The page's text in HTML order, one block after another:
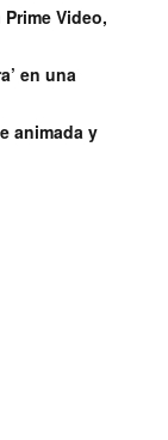
Prime Video,
en una
animada y